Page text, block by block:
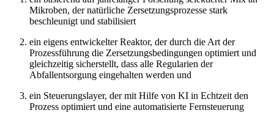
Mikroben, der natürliche Zersetzungsprozesse stark
beschleunigt und stabilisiert
ein eigens entwickelter Reaktor, der durch die Art der
Prozessführung die Zersetzungsbedingungen optimiert und
gleichzeitig sicherstellt, dass alle Regularien der
Abfallentsorgung eingehalten werden und
ein Steuerungslayer, der mit Hilfe von KI in Echtzeit den
Prozess optimiert und eine automatisierte Fernsteuerung